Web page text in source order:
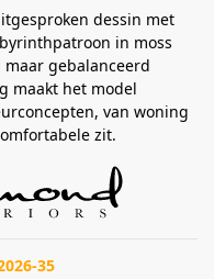
dessin met
in moss
gebalanceerd
maakt het model
van woning
zit.
35